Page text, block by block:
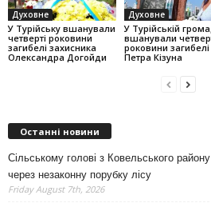
Духовне
У Турійську вшанували
четверті роковини
загибелі захисника
Олександра Догойди
Духовне
У Турійській
вшанували
роковини загибелі
Петра Кізуна
Останні новини
Сільському голові з Ковельського
через незаконну порубку лісу
Friday August 7th, 2026